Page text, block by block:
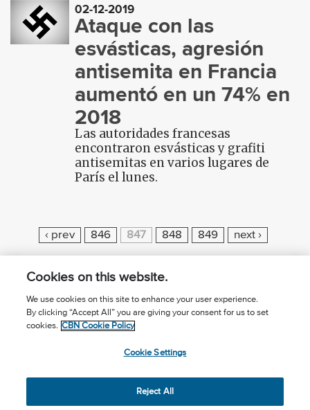
02-12-2019
Ataque con las
esvásticas, agresión
antisemita en Francia
aumentó en un 74% en
2018
Las autoridades francesas
encontraron esvásticas y grafiti
antisemitas en varios lugares de
París el lunes.
A
‹ prev 846 847 848 849 next ›
¿Conoces a Jesús?
Suscríbase al boletín
Seguir Mundo Cristiano
Terms of Use
Cookies on this website.
We use cookies on this site to enhance your user experience.
By clicking “Accept All” you are giving your consent for us to set
cookies. CBN Cookie Policy
Cookie Settings
Reject All